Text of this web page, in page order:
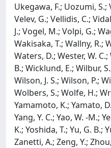
Ukegawa, F.; Uozumi, S.;
Velev, G.; Vellidis, C.;
J.; Vogel, M.; Volpi, G.;
Wakisaka, T.; Wallny, R.;
Waters, D.; Wester, W.
B.; Wicklund, E.; Wilbur,
Wilson, J. S.; Wilson, P.;
Wolbers, S.; Wolfe, H.;
Yamamoto, K.; Yamato,
Yang, Y. C.; Yao, W. -M.;
K.; Yoshida, T.; Yu, G. B.;
Zanetti, A.; Zeng, Y.;